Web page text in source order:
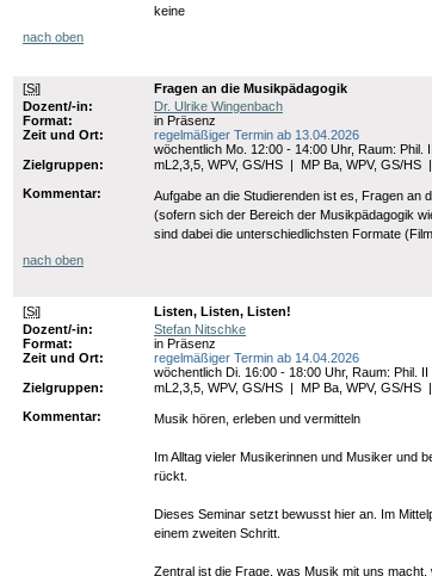
keine
nach oben
[Si]
Fragen an die Musikpädagogik
Dozent/-in:
Dr. Ulrike Wingenbach
Format:
in Präsenz
Zeit und Ort:
regelmäßiger Termin ab 13.04.2026
wöchentlich Mo. 12:00 - 14:00 Uhr, Raum: Phil.
Zielgruppen:
mL2,3,5, WPV, GS/HS | MP Ba, WPV, GS/HS |
Kommentar:
Aufgabe an die Studierenden ist es, Fragen an
(sofern sich der Bereich der Musikpädagogik
sind dabei die unterschiedlichsten Formate
nach oben
[Si]
Listen, Listen, Listen!
Dozent/-in:
Stefan Nitschke
Format:
in Präsenz
Zeit und Ort:
regelmäßiger Termin ab 14.04.2026
wöchentlich Di. 16:00 - 18:00 Uhr, Raum: Phil. II
Zielgruppen:
mL2,3,5, WPV, GS/HS | MP Ba, WPV, GS/HS |
Kommentar:
Musik hören, erleben und vermitteln
Im Alltag vieler Musikerinnen und Musiker und
rückt.
Dieses Seminar setzt bewusst hier an. Im
einem zweiten Schritt.
Zentral ist die Frage, was Musik mit uns